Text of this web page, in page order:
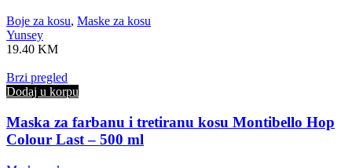
Boje za kosu, Maske za kosu
Yunsey
19.40 KM
Brzi pregled
Dodaj u korpu
Maska za farbanu i tretiranu kosu Montibello Hop
Colour Last – 500 ml